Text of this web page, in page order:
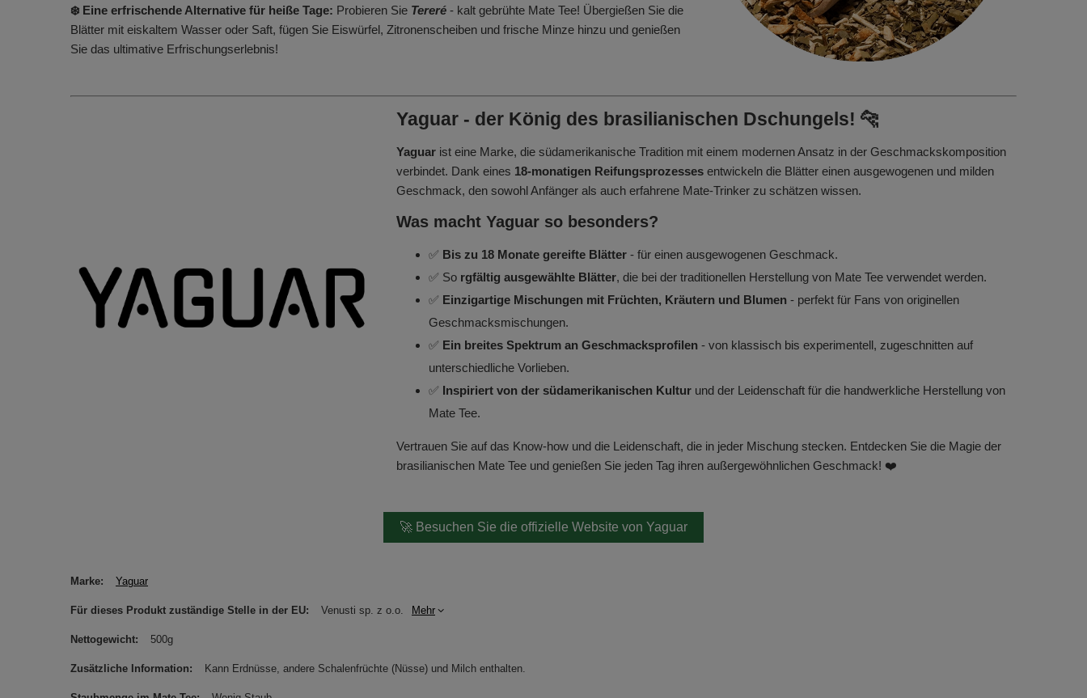
❄️ Eine erfrischende Alternative für heiße Tage: Probieren Sie Tereré - kalt gebrühte Mate Tee! Übergießen Sie die
Blätter mit eiskaltem Wasser oder Saft, fügen Sie Eiswürfel, Zitronenscheiben und frische Minze hinzu und genießen
Sie das ultimative Erfrischungserlebnis!
Yaguar - der König des brasilianischen Dschungels! 🐆
Yaguar ist eine Marke, die südamerikanische Tradition mit einem modernen Ansatz in der Geschmackskomposition
verbindet. Dank eines 18-monatigen Reifungsprozesses entwickeln die Blätter einen ausgewogenen und milden
Geschmack, den sowohl Anfänger als auch erfahrene Mate-Trinker zu schätzen wissen.
Was macht Yaguar so besonders?
✅ Bis zu 18 Monate gereifte Blätter - für einen ausgewogenen Geschmack.
✅ So rgfältig ausgewählte Blätter, die bei der traditionellen Herstellung von Mate Tee verwendet werden.
✅ Einzigartige Mischungen mit Früchten, Kräutern und Blumen - perfekt für Fans von originellen
Geschmacksmischungen.
✅ Ein breites Spektrum an Geschmacksprofilen - von klassisch bis experimentell, zugeschnitten auf
unterschiedliche Vorlieben.
✅ Inspiriert von der südamerikanischen Kultur und der Leidenschaft für die handwerkliche Herstellung von
Mate Tee.
Vertrauen Sie auf das Know-how und die Leidenschaft, die in jeder Mischung stecken. Entdecken Sie die Magie der
brasilianischen Mate Tee und genießen Sie jeden Tag ihren außergewöhnlichen Geschmack! ❤️
🚀 Besuchen Sie die offizielle Website von Yaguar
Marke Yaguar
Für dieses Produkt zuständige Stelle in der EU Venusti sp. z o.o. Mehr
Nettogewicht 500g
Zusätzliche Information Kann Erdnüsse, andere Schalenfrüchte (Nüsse) und Milch enthalten.